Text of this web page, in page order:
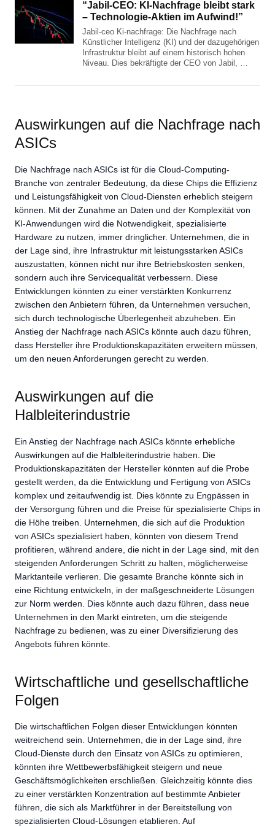
“Jabil-CEO: KI-Nachfrage bleibt stark
– Technologie-Aktien im Aufwind!”
Jabil-ceo Ki-nachfrage: Die Nachfrage nach
Künstlicher Intelligenz (KI) und der dazugehörigen
Infrastruktur bleibt auf einem historisch hohen
Niveau. Dies bekräftigte der CEO von Jabil, …
Auswirkungen auf die Nachfrage nach
ASICs
Die Nachfrage nach ASICs ist für die Cloud-Computing-
Branche von zentraler Bedeutung, da diese Chips die Effizienz
und Leistungsfähigkeit von Cloud-Diensten erheblich steigern
können. Mit der Zunahme an Daten und der Komplexität von
KI-Anwendungen wird die Notwendigkeit, spezialisierte
Hardware zu nutzen, immer dringlicher. Unternehmen, die in
der Lage sind, ihre Infrastruktur mit leistungsstarken ASICs
auszustatten, können nicht nur ihre Betriebskosten senken,
sondern auch ihre Servicequalität verbessern. Diese
Entwicklungen könnten zu einer verstärkten Konkurrenz
zwischen den Anbietern führen, da Unternehmen versuchen,
sich durch technologische Überlegenheit abzuheben. Ein
Anstieg der Nachfrage nach ASICs könnte auch dazu führen,
dass Hersteller ihre Produktionskapazitäten erweitern müssen,
um den neuen Anforderungen gerecht zu werden.
Auswirkungen auf die
Halbleiterindustrie
Ein Anstieg der Nachfrage nach ASICs könnte erhebliche
Auswirkungen auf die Halbleiterindustrie haben. Die
Produktionskapazitäten der Hersteller könnten auf die Probe
gestellt werden, da die Entwicklung und Fertigung von ASICs
komplex und zeitaufwendig ist. Dies könnte zu Engpässen in
der Versorgung führen und die Preise für spezialisierte Chips in
die Höhe treiben. Unternehmen, die sich auf die Produktion
von ASICs spezialisiert haben, könnten von diesem Trend
profitieren, während andere, die nicht in der Lage sind, mit den
steigenden Anforderungen Schritt zu halten, möglicherweise
Marktanteile verlieren. Die gesamte Branche könnte sich in
eine Richtung entwickeln, in der maßgeschneiderte Lösungen
zur Norm werden. Dies könnte auch dazu führen, dass neue
Unternehmen in den Markt eintreten, um die steigende
Nachfrage zu bedienen, was zu einer Diversifizierung des
Angebots führen könnte.
Wirtschaftliche und gesellschaftliche
Folgen
Die wirtschaftlichen Folgen dieser Entwicklungen könnten
weitreichend sein. Unternehmen, die in der Lage sind, ihre
Cloud-Dienste durch den Einsatz von ASICs zu optimieren,
könnten ihre Wettbewerbsfähigkeit steigern und neue
Geschäftsmöglichkeiten erschließen. Gleichzeitig könnte dies
zu einer verstärkten Konzentration auf bestimmte Anbieter
führen, die sich als Marktführer in der Bereitstellung von
spezialisierten Cloud-Lösungen etablieren. Auf